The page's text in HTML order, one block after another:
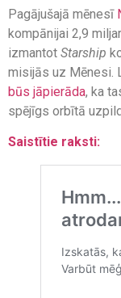
Pagājušajā mēnesī
kompānijai 2,9
izmantot Starship
misijās uz Mēnesi.
būs jāpierāda, ka
spējīgs orbītā
Saistītie raksti: